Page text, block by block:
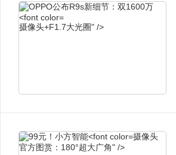
摄像头+F1.7大光圈" />
摄像头
官方图赏：180°超大广角" />